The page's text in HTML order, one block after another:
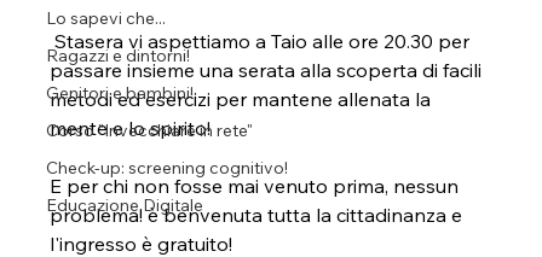
Lo sapevi che...
Ragazzi e dintorni!
Genitori e bambini!
Corso "Invecchiare in rete"
Check-up: screening cognitivo!
Educazione Digitale
passare insieme una serata alla scoperta di facili
metodi ed esercizi per mantene allenata la
mente e lo spirito!
E per chi non fosse mai venuto prima, nessun
problema! è benvenuta tutta la cittadinanza e
l'ingresso è gratuito!